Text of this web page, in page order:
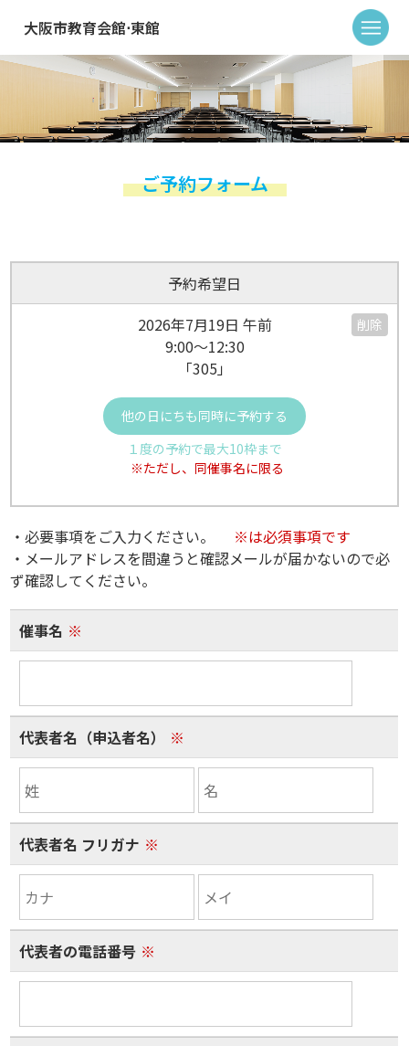
大阪市教育会館⋅東館
ご予約フォーム
予約希望日
2026年7月19日 午前
9:00～12:30
「305」
削除
他の日にちも同時に予約する
１度の予約で最大10枠まで
※ただし、同催事名に限る
・必要事項をご入力ください。
※は必須事項です
・メールアドレスを間違うと確認メールが届かないので必
ず確認してください。
催事名 ※
代表者名（申込者名） ※
代表者名 フリガナ ※
代表者の電話番号 ※